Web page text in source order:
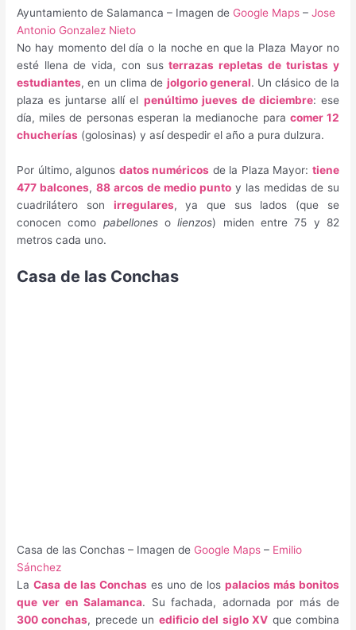
Ayuntamiento de Salamanca – Imagen de Google Maps –Jose
Antonio Gonzalez Nieto
No hay momento del día o la noche en que la Plaza Mayor no
esté llena de vida, con susterrazas repletas de turistas y
estudiantes, en un clima de jolgorio general. Un clásico de la
plaza es juntarse allí el penúltimo jueves de diciembre: ese
día, miles de personas esperan la medianoche para comer 12
chucherías (golosinas) y así despedir el año a pura dulzura.
Por último, algunos datos numéricos de la Plaza Mayor: tiene
477 balcones,88 arcos de medio punto y las medidas de su
cuadrilátero son irregulares, ya que sus lados (que se
conocen como pabellonesolienzos) miden entre 75 y 82
metros cada uno.
Casa de las Conchas
Casa de las Conchas – Imagen de Google Maps – Emilio
Sánchez
LaCasa de las Conchas es uno de los palacios más bonitos
que ver en Salamanca. Su fachada, adornada por más de
300 conchas, precede un edificio del siglo XV que combina